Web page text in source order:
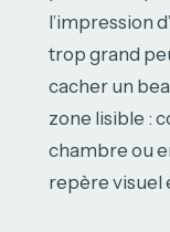
l’impression
trop grand
cacher un
zone lisible :
chambre ou
repère visuel